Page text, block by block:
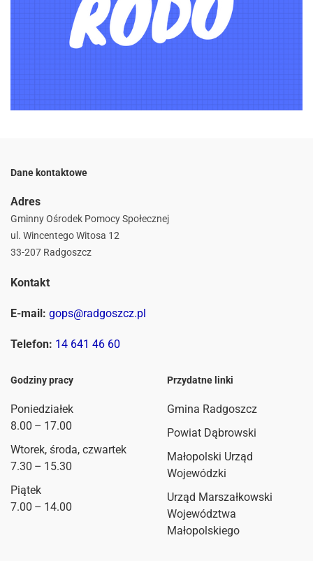
Dane kontaktowe
Adres
Gminny Ośrodek Pomocy Społecznej
ul. Wincentego Witosa 12
33-207 Radgoszcz
Kontakt
E-mail: gops@radgoszcz.pl
Telefon: 14 641 46 60
Godziny pracy
Poniedziałek
8.00 – 17.00
Wtorek, środa, czwartek
7.30 – 15.30
Piątek
7.00 – 14.00
Przydatne linki
Gmina Radgoszcz
Powiat Dąbrowski
Małopolski Urząd
Wojewódzki
Urząd Marszałkowski
Województwa
Małopolskiego